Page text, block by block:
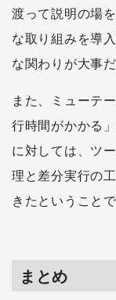
渡って説明の場
な取り組みを導
な関わりが大事
また、ミューテ
行時間がかかる
に対しては、ツ
理と差分実行の
きたということで
まとめ